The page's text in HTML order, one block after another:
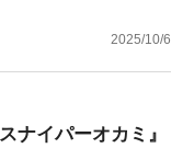
2025/10/6
ナイパーオカミ』